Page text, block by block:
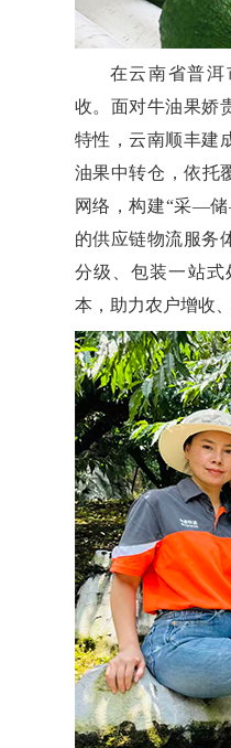
在云南省普
收。面对牛油果娇
特性，云南顺丰建
油果中转仓，依托
网络，构建“采—
的供应链物流服务
分级、包装一站
本，助力农户增收